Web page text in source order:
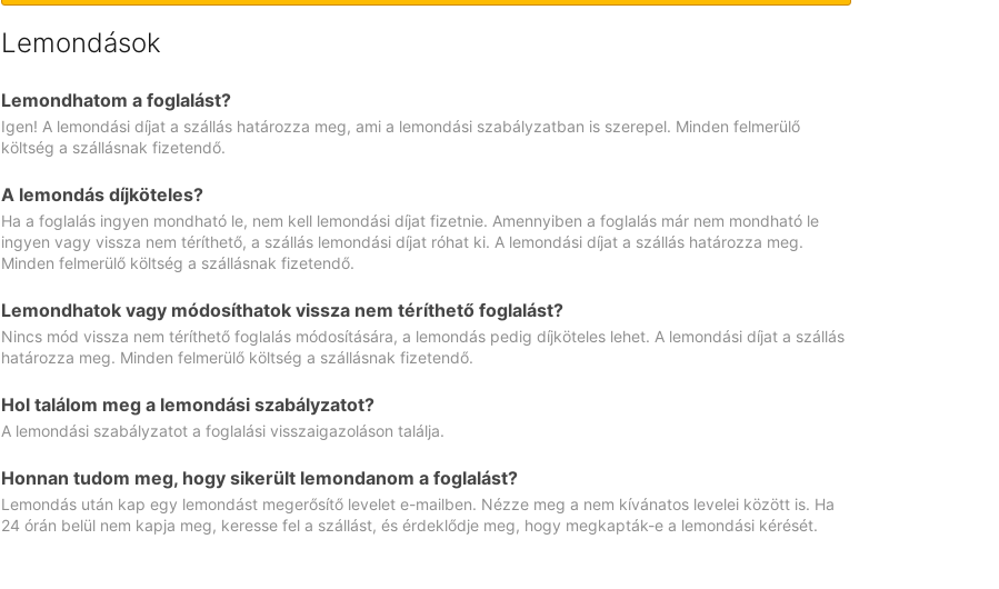
Lemondások
Lemondhatom a foglalást?
Igen! A lemondási díjat a szállás határozza meg, ami a lemondási szabályzatban is szerepel. Minden felmerülő
költség a szállásnak fizetendő.
A lemondás díjköteles?
Ha a foglalás ingyen mondható le, nem kell lemondási díjat fizetnie. Amennyiben a foglalás már nem mondható le
ingyen vagy vissza nem téríthető, a szállás lemondási díjat róhat ki. A lemondási díjat a szállás határozza meg.
Minden felmerülő költség a szállásnak fizetendő.
Lemondhatok vagy módosíthatok vissza nem téríthető foglalást?
Nincs mód vissza nem téríthető foglalás módosítására, a lemondás pedig díjköteles lehet. A lemondási díjat a szállás
határozza meg. Minden felmerülő költség a szállásnak fizetendő.
Hol találom meg a lemondási szabályzatot?
A lemondási szabályzatot a foglalási visszaigazoláson találja.
Honnan tudom meg, hogy sikerült lemondanom a foglalást?
Lemondás után kap egy lemondást megerősítő levelet e-mailben. Nézze meg a nem kívánatos levelei között is. Ha
24 órán belül nem kapja meg, keresse fel a szállást, és érdeklődje meg, hogy megkapták-e a lemondási kérését.